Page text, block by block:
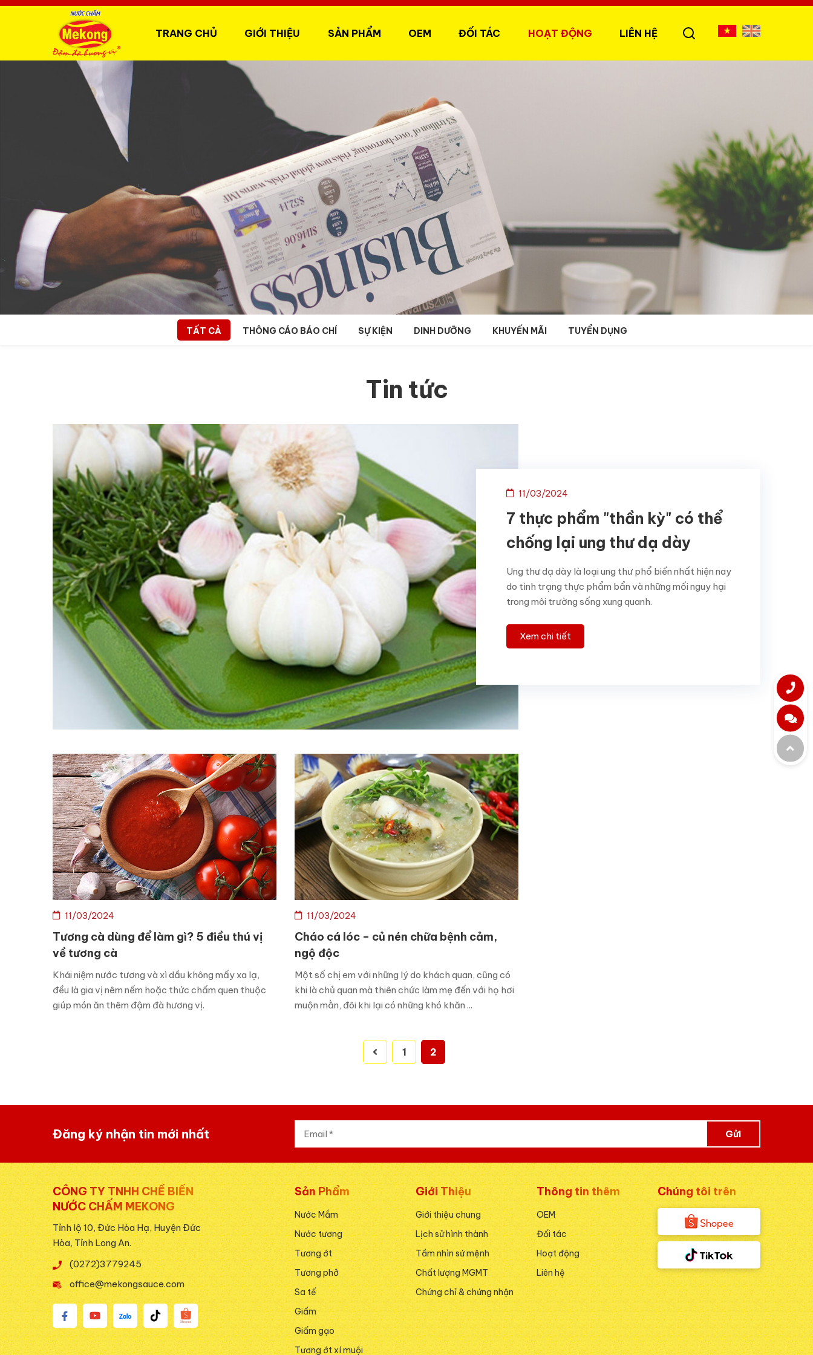
TRANG CHỦ GIỚI THIỆU SẢN PHẨM OEM ĐỐI TÁC HOẠT ĐỘNG LIÊN HỆ
TẤT CẢ THÔNG CÁO BÁO CHÍ SỰ KIỆN DINH DƯỠNG KHUYẾN MÃI TUYỂN DỤNG
Tin tức
11/03/2024
7 thực phẩm "thần kỳ" có thể
chống lại ung thư dạ dày
Ung thư dạ dày là loại ung thư phổ biến nhất hiện nay
do tình trạng thực phẩm bẩn và những mối nguy hại
trong môi trường sống xung quanh.
Xem chi tiết
11/03/2024
Tương cà dùng để làm gì? 5 điều thú vị
về tương cà
Khái niệm nước tương và xì dầu không mấy xa lạ,
đều là gia vị nêm nếm hoặc thức chấm quen thuộc
giúp món ăn thêm đậm đà hương vị.
11/03/2024
Cháo cá lóc – củ nén chữa bệnh cảm,
ngộ độc
Một số chị em với những lý do khách quan, cũng có
khi là chủ quan mà thiên chức làm mẹ đến với họ hơi
muộn mằn, đôi khi lại có những khó khăn ...
1 2
Đăng ký nhận tin mới nhất Gửi
CÔNG TY TNHH CHẾ BIẾN
NƯỚC CHẤM MEKONG
Tỉnh lộ 10, Đức Hòa Hạ, Huyện Đức
Hòa, Tỉnh Long An.
(0272)3779245
office@mekongsauce.com
Sản Phẩm
Nước Mắm
Nước tương
Tương ớt
Tương phở
Sa tế
Giấm
Giấm gạo
Tương ớt xí muội
Giới Thiệu
Giới thiệu chung
Lịch sử hình thành
Tầm nhìn sứ mệnh
Chất lượng MGMT
Chứng chỉ & chứng nhận
Thông tin thêm
OEM
Đối tác
Hoạt động
Liên hệ
Chúng tôi trên
Gọi cho
Chát
Đi lên trên